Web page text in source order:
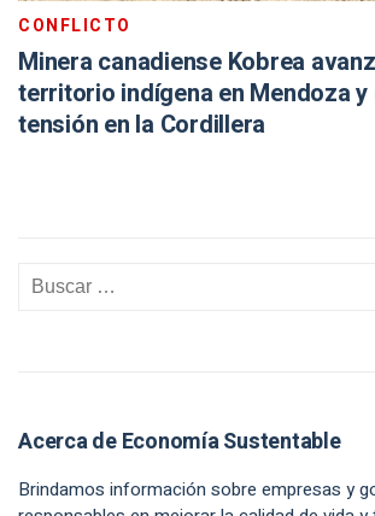
CONFLICTO
Minera canadiense Kobrea
territorio indígena en Mendoza y
tensión en la Cordillera
Acerca de Economía Sustentable
Brindamos información sobre empresas y